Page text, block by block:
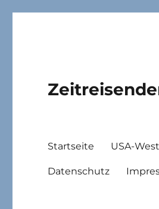
Startseite USA-
Datenschutz